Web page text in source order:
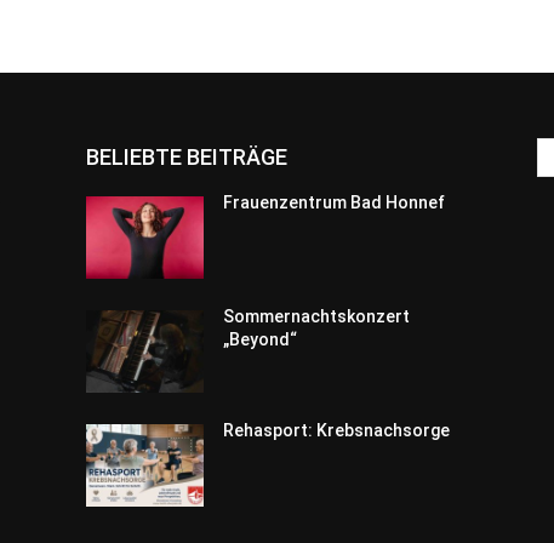
BELIEBTE BEITRÄGE
Frauenzentrum Bad Honnef
Sommernachtskonzert
„Beyond“
Rehasport: Krebsnachsorge